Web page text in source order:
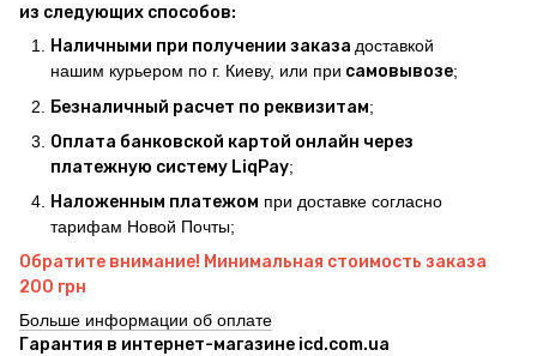
из следующих способов:
Наличными при получении заказа доставкой
нашим курьером по г. Киеву, или при самовывозе;
Безналичный расчет по реквизитам;
Оплата банковской картой онлайн через
платежную систему LiqPay;
Наложенным платежом при доставке согласно
тарифам Новой Почты;
Обратите внимание! Минимальная стоимость заказа
200 грн
Больше информации об оплате
Гарантия в интернет-магазине icd.com.ua